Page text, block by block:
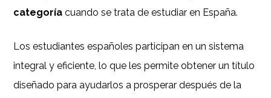
categoríacuando se trata de estudiar en España.
Los estudiantes españoles participan en un sistema
integral y eficiente, lo que les permite obtener un título
diseñado para ayudarlos a prosperar después de la